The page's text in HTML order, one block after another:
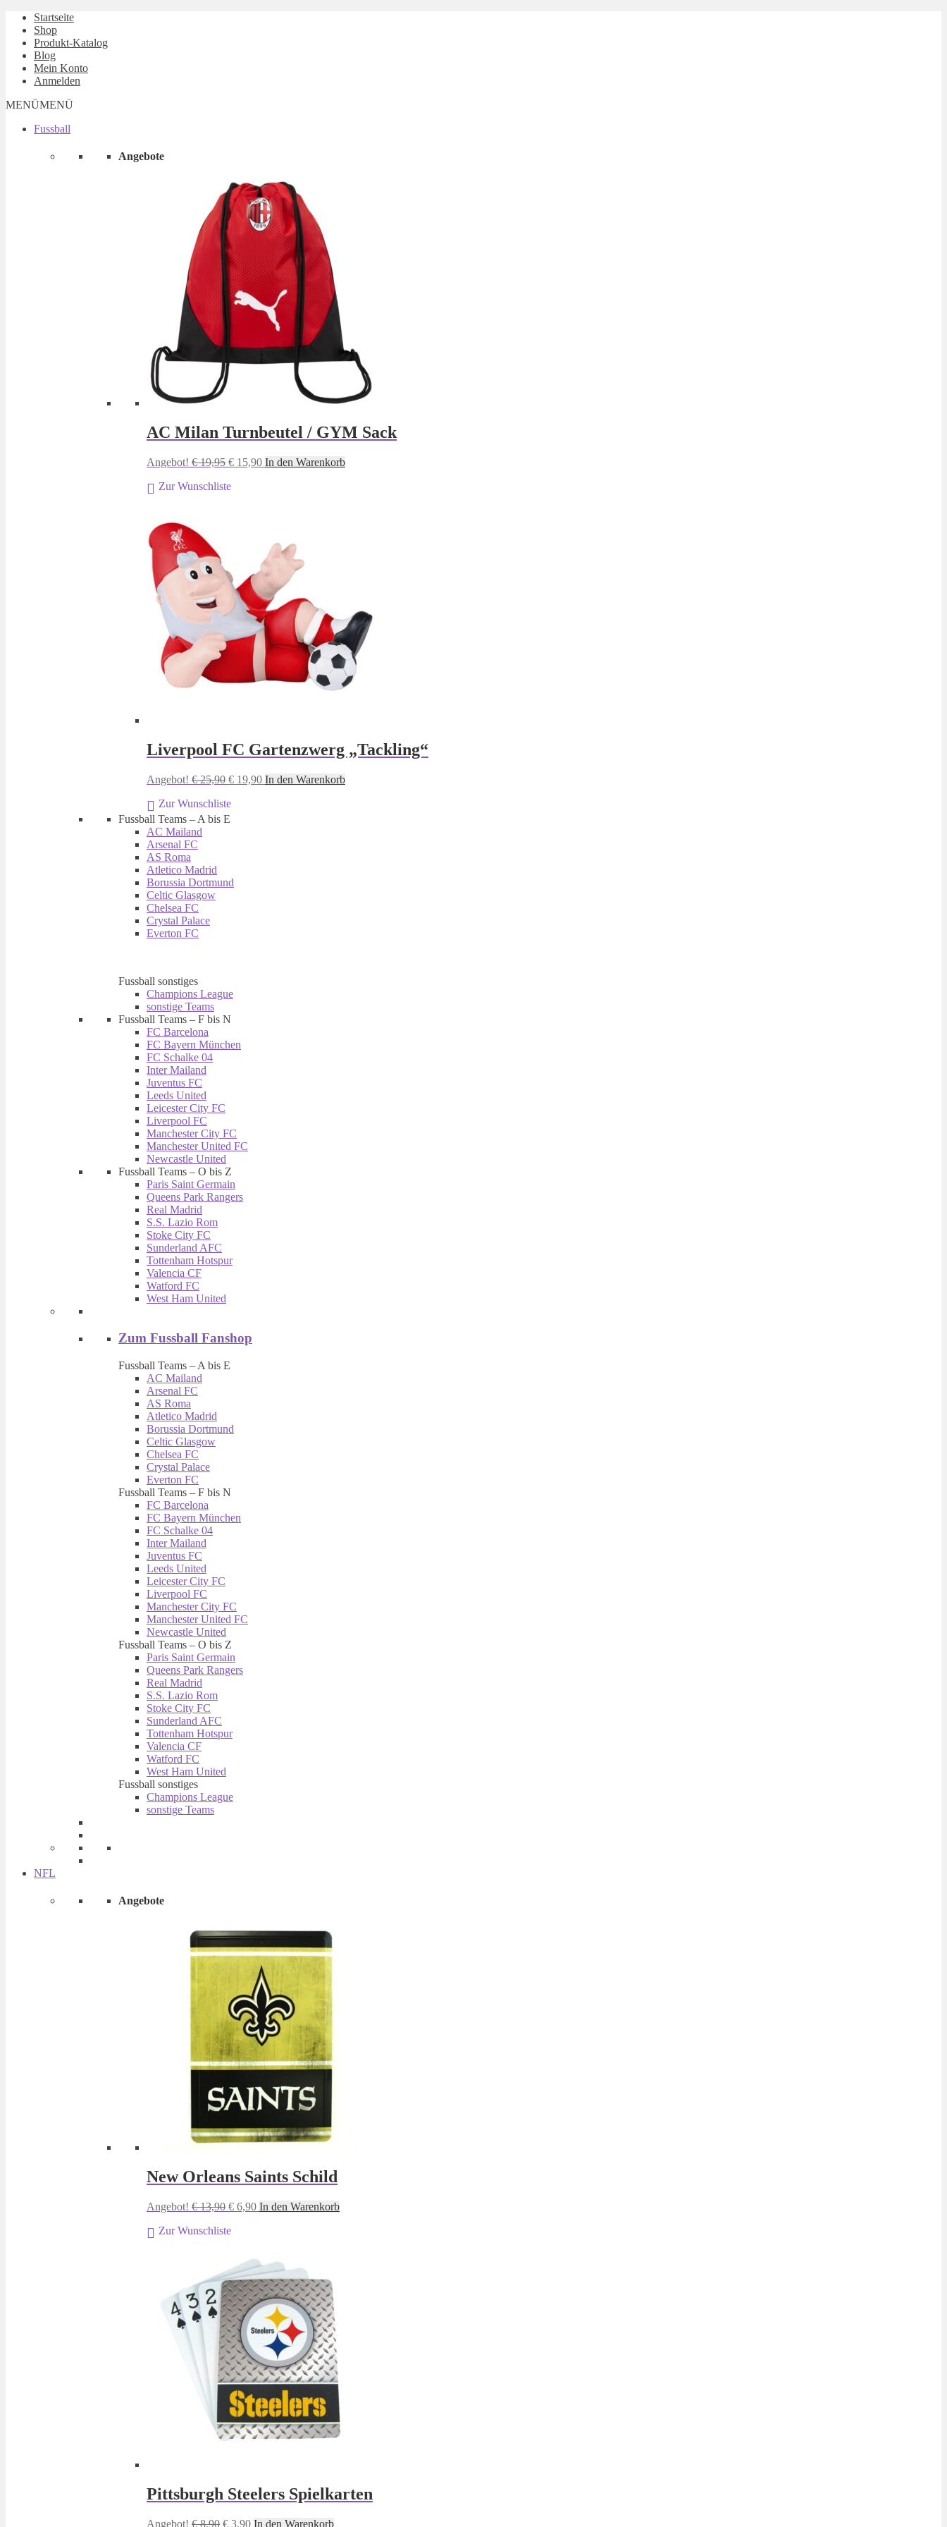
Startseite
Shop
Produkt-Katalog
Blog
Mein Konto
Anmelden
MENÜMENÜ
Fussball
Angebote
AC Milan Turnbeutel / GYM Sack
Angebot! €19,95 Ursprünglicher
war:
€ 15,90Aktueller
In den Warenkorb
Zur Wunschliste
Liverpool FC Gartenzwerg „Tackling“
Angebot! €25,90 Ursprünglicher
war:
€ 25,90
€ 19,90Aktueller
In den Warenkorb
Zur Wunschliste
Fussball Teams – A bis E
AC Mailand
Arsenal FC
AS Roma
Atletico Madrid
Borussia Dortmund
Celtic Glasgow
Chelsea FC
Crystal Palace
Everton FC
Fussball sonstiges
Champions League
sonstige Teams
Fussball Teams – F bis N
FC Barcelona
FC Bayern München
FC Schalke 04
Inter Mailand
Juventus FC
Leeds United
Leicester City FC
Liverpool FC
Manchester City FC
Manchester United FC
Newcastle United
Fussball Teams – O bis Z
Paris Saint Germain
Queens Park Rangers
Real Madrid
S.S. Lazio Rom
Stoke City FC
Sunderland AFC
Tottenham Hotspur
Valencia CF
Watford FC
West Ham United
Zum Fussball Fanshop
Fussball Teams – A bis E
AC Mailand
Arsenal FC
AS Roma
Atletico Madrid
Borussia Dortmund
Celtic Glasgow
Chelsea FC
Crystal Palace
Everton FC
Fussball Teams – F bis N
FC Barcelona
FC Bayern München
FC Schalke 04
Inter Mailand
Juventus FC
Leeds United
Leicester City FC
Liverpool FC
Manchester City FC
Manchester United FC
Newcastle United
Fussball Teams – O bis Z
Paris Saint Germain
Queens Park Rangers
Real Madrid
S.S. Lazio Rom
Stoke City FC
Sunderland AFC
Tottenham Hotspur
Valencia CF
Watford FC
West Ham United
Fussball sonstiges
Champions League
sonstige Teams
NFL
Angebote
New Orleans Saints Schild
Angebot! €13,90 Ursprünglicher
war:
€ 6,90Aktueller
In den Warenkorb
Zur Wunschliste
Pittsburgh Steelers Spielkarten
Angebot! €8,90 Ursprünglicher
€ 3,90Aktueller
In den Warenkorb